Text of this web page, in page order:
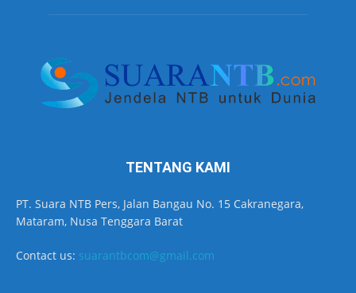
TENTANG KAMI
PT. Suara NTB Pers, Jalan Bangau No. 15 Cakranegara,
Mataram, Nusa Tenggara Barat
Contact us: suarantbcom@gmail.com